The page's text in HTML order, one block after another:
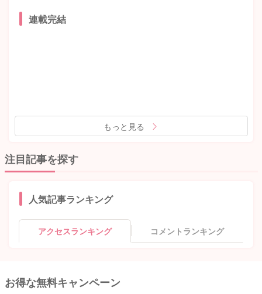
連載完結
もっと見る
注目記事を探す
人気記事ランキング
アクセスランキング コメントランキング
お得な無料キャンペーン